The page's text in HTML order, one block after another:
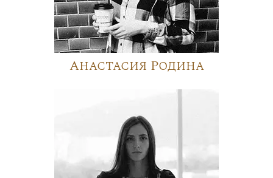
Анастасия Родина